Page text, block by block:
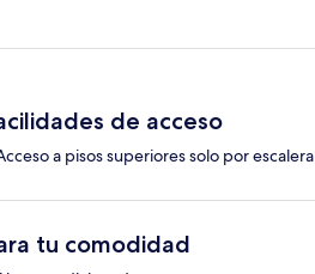
de acceso
a pisos superiores solo por escalera
tu comodidad